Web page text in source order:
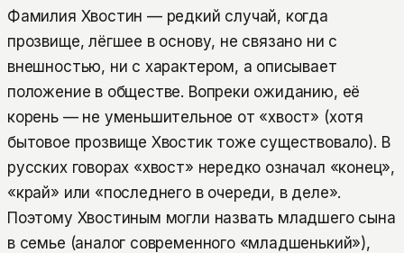
Фамилия Хвостин — редкий случай, когда
прозвище, лёгшее в основу, не связано ни с
внешностью, ни с характером, а описывает
положение в обществе. Вопреки ожиданию, её
корень — не уменьшительное от «хвост» (хотя
бытовое прозвище Хвостик тоже существовало). В
русских говорах «хвост» нередко означал «конец»,
«край» или «последнего в очереди, в деле».
Поэтому Хвостиным могли назвать младшего сына
в семье (аналог современного «младшенький»),